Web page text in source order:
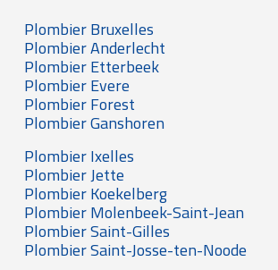
Plombier Bruxelles
Plombier Anderlecht
Plombier Etterbeek
Plombier Evere
Plombier Forest
Plombier Ganshoren
Plombier Ixelles
Plombier Jette
Plombier Koekelberg
Plombier Molenbeek-Saint-Jean
Plombier Saint-Gilles
Plombier Saint-Josse-ten-Noode